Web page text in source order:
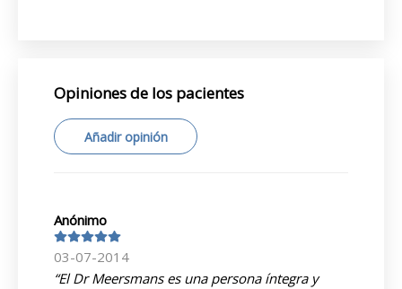
Opiniones de los pacientes
Añadir opinión
Anónimo
03-07-2014
“El Dr Meersmans es una persona íntegra y